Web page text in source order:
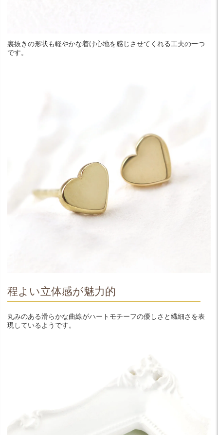
裏抜きの形状も軽やかな着け心地を感じさせてくれる工夫の一つ
です。
程よい立体感が魅力的
丸みのある滑らかな曲線がハートモチーフの優しさと繊細さを表
現しているようです。